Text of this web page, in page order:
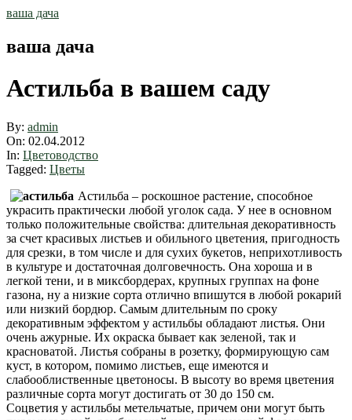
Skip
ваша дача
ваша дача
Астильба в вашем саду
By: admin
On: 02.04.2012
In: Цветоводство
Tagged: Цветы
Астильба – роскошное растение, способное
украсить практически любой уголок сада. У нее в основном
только положительные свойства: длительная декоративность
за счет красивых листьев и обильного цветения, пригодность
для срезки, в том числе и для сухих букетов, неприхотливость
в культуре и достаточная долговечность. Она хороша и в
легкой тени, и в миксбордерах, крупных группах на фоне
газона, ну а низкие сорта отлично впишутся в любой рокарий
или низкий бордюр. Самым длительным по сроку
декоративным эффектом у астильбы обладают листья. Они
очень ажурные. Их окраска бывает как зеленой, так и
красноватой. Листья собраны в розетку, формирующую сам
куст, в котором, помимо листьев, еще имеются и
слабооблиственные цветоносы. В высоту во время цветения
различные сорта могут достигать от 30 до 150 см.
Соцветия у астильбы метельчатые, причем они могут быть